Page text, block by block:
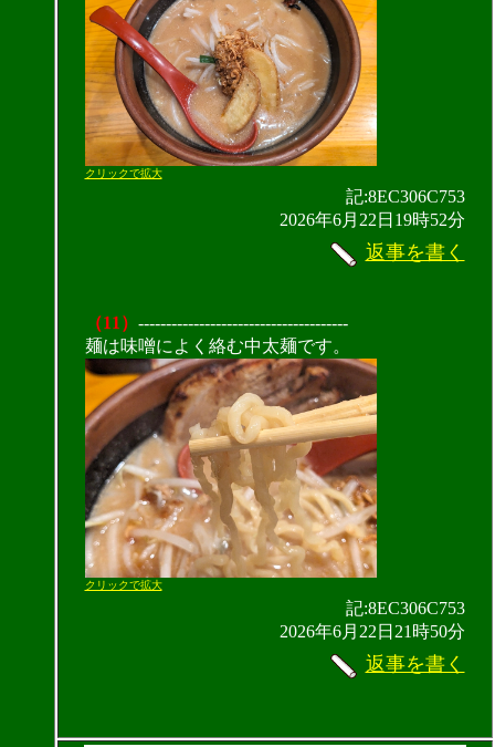
クリックで拡大
記:8EC306C753
2026年6月22日19時52分
返事を書く
（11） --------------------------------------
麺は味噌によく絡む中太麺です。
クリックで拡大
記:8EC306C753
2026年6月22日21時50分
返事を書く